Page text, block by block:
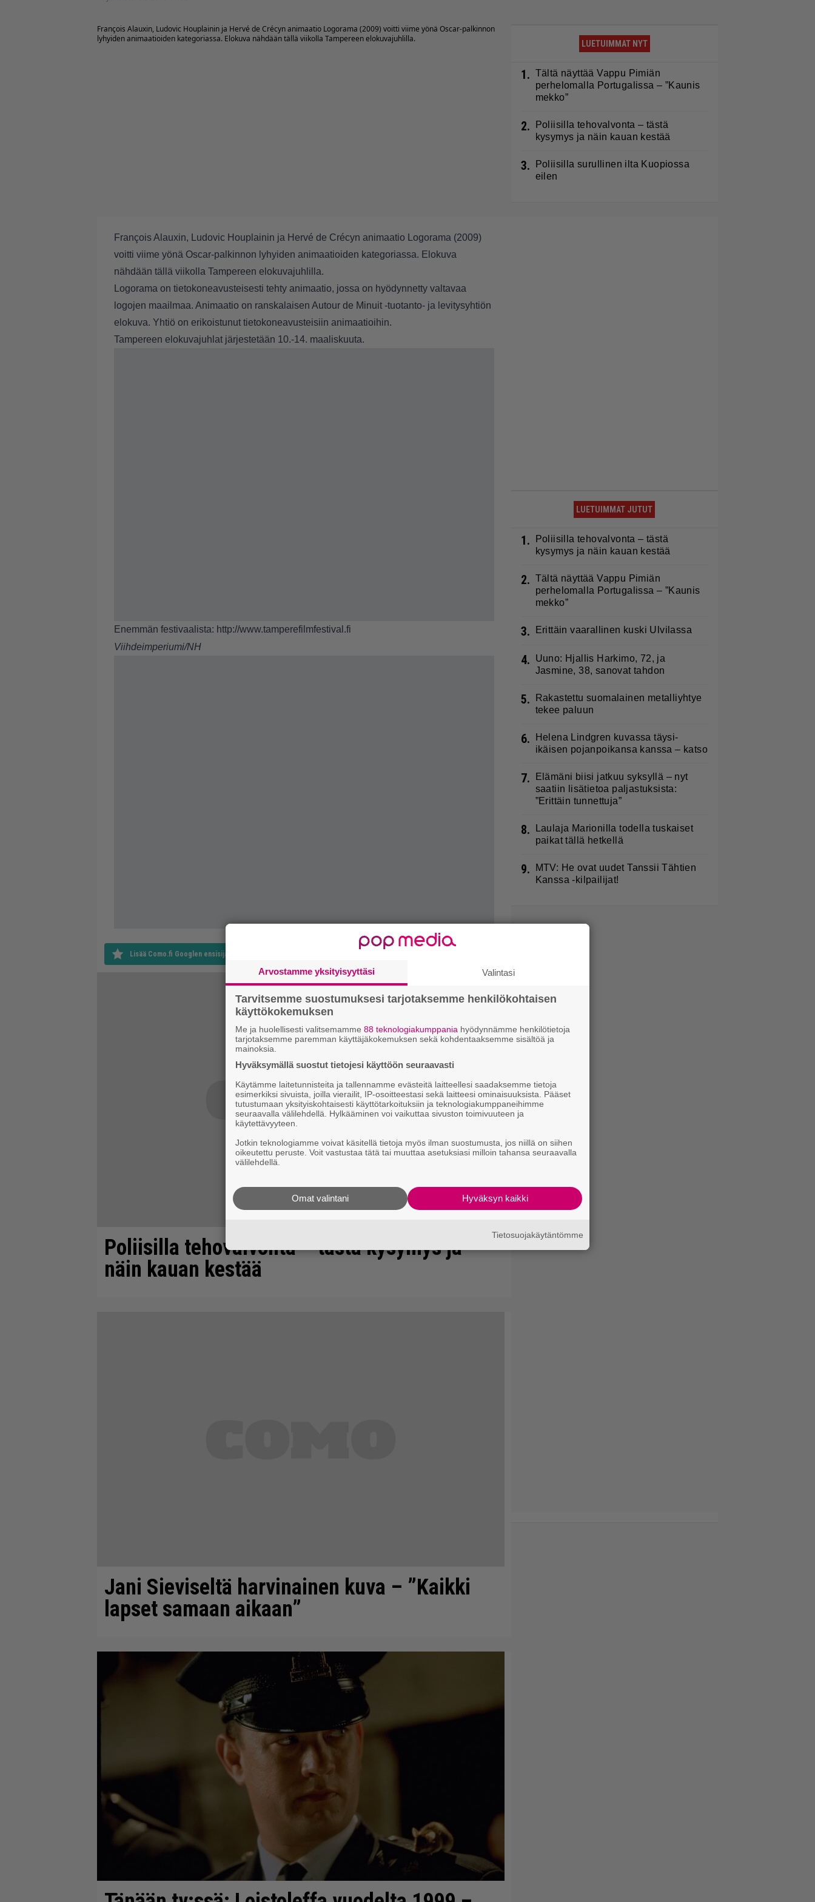
François Alauxin, Ludovic Houplainin ja Hervé de Crécyn animaatio Logorama (2009) voitti viime yönä Oscar-palkinnon
lyhyiden animaatioiden kategoriassa. Elokuva nähdään tällä viikolla Tampereen elokuvajuhlilla.
LUETUIMMAT NYT
1. Tältä näyttää Vappu Pimiän
perhelomalla Portugalissa – ”Kaunis
mekko”
2.
Poliisilla tehovalvonta – tästä
kysymys ja näin kauan kestää
3.
Poliisilla surullinen ilta Kuopiossa
eilen
François Alauxin, Ludovic Houplainin ja Hervé de Crécyn animaatio Logorama (2009)
voitti viime yönä Oscar-palkinnon lyhyiden animaatioiden kategoriassa. Elokuva
nähdään tällä viikolla Tampereen elokuvajuhlilla.
Logorama on tietokoneavusteisesti tehty animaatio, jossa on hyödynnetty valtavaa
logojen maailmaa. Animaatio on ranskalaisen Autour de Minuit -tuotanto- ja levitysyhtiön
elokuva. Yhtiö on erikoistunut tietokoneavusteisiin animaatioihin.
Tampereen elokuvajuhlat järjestetään 10.-14. maaliskuuta.
Enemmän festivaalista: http://www.tamperefilmfestival.fi
Viihdeimperiumi/NH
Lisää Como.fi Googlen ensisijaiseksi lähteeksi
Poliisilla tehovalvonta – tästä kysymys ja
näin kauan kestää
Jani Sieviseltä harvinainen kuva – ”Kaikki
lapset samaan aikaan”
LUETUIMMAT JUTUT
1.
Poliisilla tehovalvonta – tästä
kysymys ja näin kauan kestää
2. Tältä näyttää Vappu Pimiän
perhelomalla Portugalissa – ”Kaunis
mekko”
3. Erittäin vaarallinen kuski Ulvilassa
4.
Uuno: Hjallis Harkimo, 72, ja
Jasmine, 38, sanovat tahdon
5.
Rakastettu suomalainen metalliyhtye
tekee paluun
6.
Helena Lindgren kuvassa täysi-
ikäisen pojanpoikansa kanssa – katso
7.
Elämäni biisi jatkuu syksyllä – nyt
saatiin lisätietoa paljastuksista:
”Erittäin tunnettuja”
8.
Laulaja Marionilla todella tuskaiset
paikat tällä hetkellä
9.
MTV: He ovat uudet Tanssii Tähtien
Kanssa -kilpailijat!
Arvostamme yksityisyyttäsi Valintasi
Tarvitsemme suostumuksesi tarjotaksemme henkilökohtaisen
käyttökokemuksen
Me ja huolellisesti valitsemamme 88 teknologiakumppania hyödynnämme henkilötietoja
tarjotaksemme paremman käyttäjäkokemuksen sekä kohdentaaksemme sisältöä ja
mainoksia.
Hyväksymällä suostut tietojesi käyttöön seuraavasti
Käytämme laitetunnisteita ja tallennamme evästeitä laitteellesi saadaksemme tietoja
esimerkiksi sivuista, joilla vierailit, IP-osoitteestasi sekä laitteesi ominaisuuksista. Pääset
tutustumaan yksityiskohtaisesti käyttötarkoituksiin ja teknologiakumppaneihimme
seuraavalla välilehdellä. Hylkääminen voi vaikuttaa sivuston toimivuuteen ja
käytettävyyteen.
Jotkin teknologiamme voivat käsitellä tietoja myös ilman suostumusta, jos niillä on siihen
oikeutettu peruste. Voit vastustaa tätä tai muuttaa asetuksiasi milloin tahansa seuraavalla
välilehdellä.
Hyväksyn kaikki
Omat valintani
Tietosuojakäytäntömme